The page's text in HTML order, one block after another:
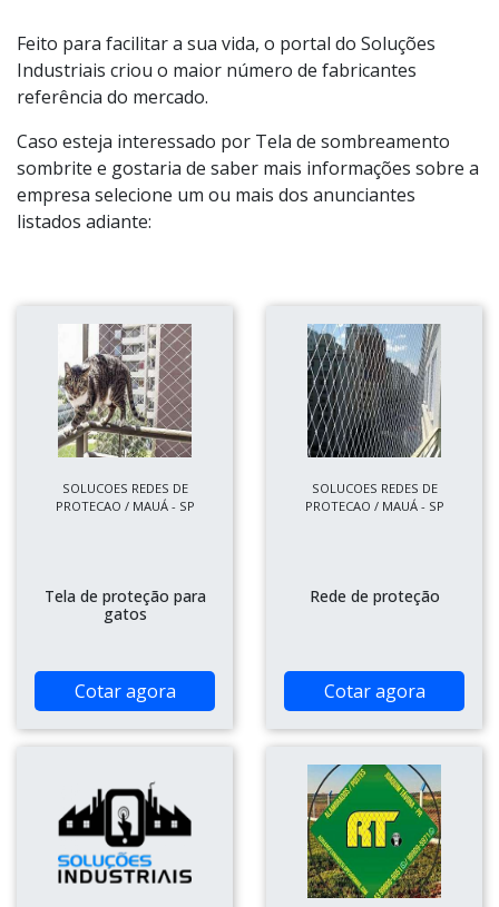
Feito para facilitar a sua vida, o portal do Soluções
Industriais criou o maior número de fabricantes
referência do mercado.
Caso esteja interessado por Tela de sombreamento
sombrite e gostaria de saber mais informações sobre a
empresa selecione um ou mais dos anunciantes
listados adiante:
SOLUCOES REDES DE
PROTECAO / MAUÁ - SP
Tela de proteção para
gatos
Cotar agora
SOLUCOES REDES DE
PROTECAO / MAUÁ - SP
Rede de proteção
Cotar agora